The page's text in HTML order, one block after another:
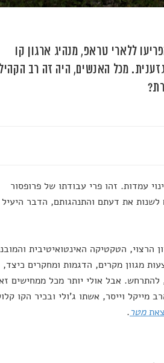
ללארי טראפ, מנהיג ארגון קו
מכל האנשים, היה זה רב
עמדות. זהו פרי עבודתו של פרופסור
את דעתם והתנהגותם, הדבר היעיל
הרצוי, הטקטיקה האינטואיטיבית
מגוון מקרים, הדגמות ומחקרים כיצד,
להתרחש. אבל אולי יותר מכל ממחישים
מייקל וייסר, אשתו ג'ולי ובכיר הקו
מטר.